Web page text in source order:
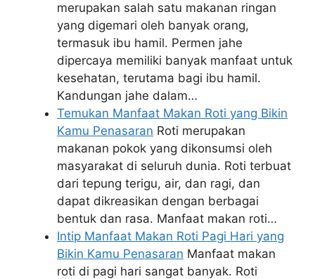
merupakan salah satu makanan ringan
yang digemari oleh banyak orang,
termasuk ibu hamil. Permen jahe
dipercaya memiliki banyak manfaat untuk
kesehatan, terutama bagi ibu hamil.
Kandungan jahe dalam…
Temukan Manfaat Makan Roti yang Bikin
Kamu Penasaran Roti merupakan
makanan pokok yang dikonsumsi oleh
masyarakat di seluruh dunia. Roti terbuat
dari tepung terigu, air, dan ragi, dan
dapat dikreasikan dengan berbagai
bentuk dan rasa. Manfaat makan roti…
Intip Manfaat Makan Roti Pagi Hari yang
Bikin Kamu Penasaran Manfaat makan
roti di pagi hari sangat banyak. Roti